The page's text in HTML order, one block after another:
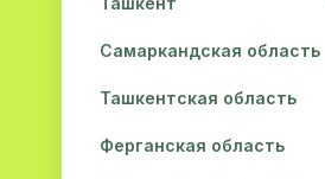
Самаркандская область
Ташкентская область
Ферганская область